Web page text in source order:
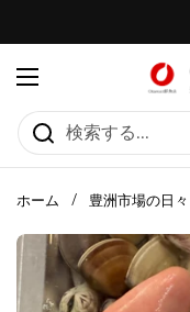
メニューを開く
ホーム / 豊洲市場の日々